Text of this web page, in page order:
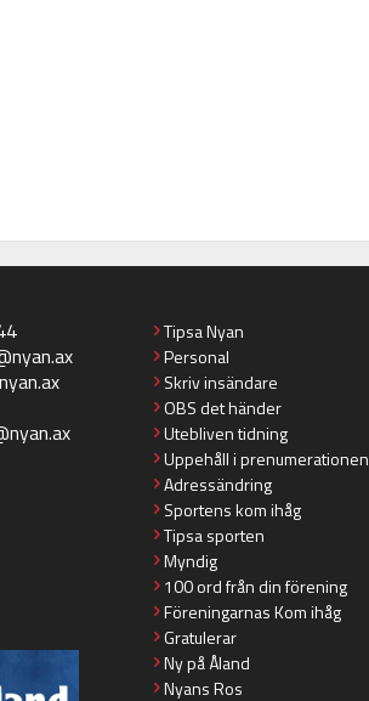
Tipsa Nyan
Personal
Skriv insändare
OBS det händer
Utebliven tidning
Uppehåll i prenumerationen
Adressändring
Sportens kom ihåg
Tipsa sporten
Myndig
100 ord från din förening
Föreningarnas Kom ihåg
Gratulerar
Ny på Åland
Nyans Ros